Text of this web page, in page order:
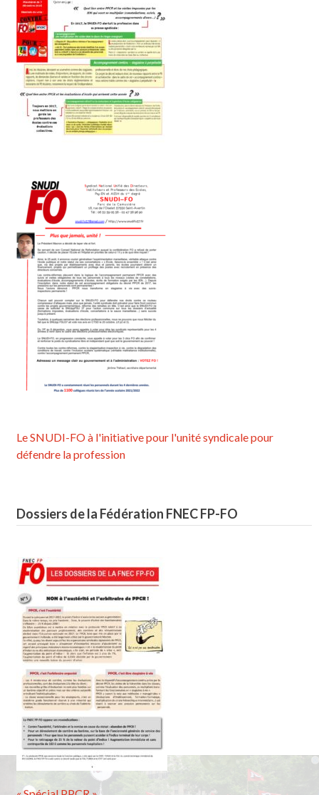
Le SNUDI-FO à l'initiative pour l'unité syndicale pour
défendre la profession
Dossiers de la Fédération FNEC FP-FO